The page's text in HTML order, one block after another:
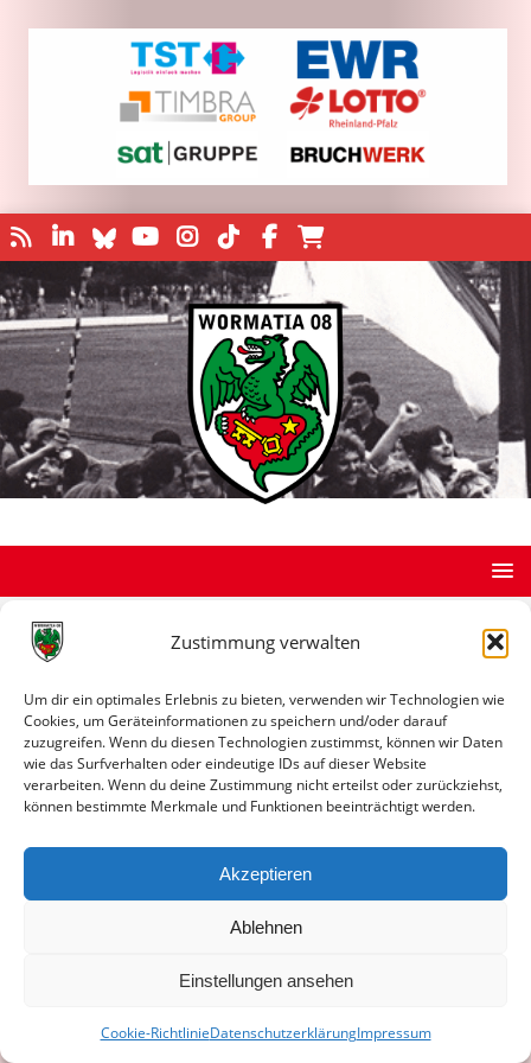
Zustimmung verwalten
Um dir ein optimales Erlebnis zu bieten, verwenden wir Technologien wie
Cookies, um Geräteinformationen zu speichern und/oder darauf
zuzugreifen. Wenn du diesen Technologien zustimmst, können wir Daten
wie das Surfverhalten oder eindeutige IDs auf dieser Website
verarbeiten. Wenn du deine Zustimmung nicht erteilst oder zurückziehst,
können bestimmte Merkmale und Funktionen beeinträchtigt werden.
Akzeptieren
Ablehnen
Einstellungen ansehen
Cookie-RichtlinieDatenschutzerklärungImpressum
STARTSEITE ARCHIV
ERGEBNISDATENBANK
Spiele gegen einen Verein
Spiele gegen einen Verein
FC Unterliederbach
0 Spiele / 0 Siege / 0 Remis / 0 Niederlagen / 0:0 Tore